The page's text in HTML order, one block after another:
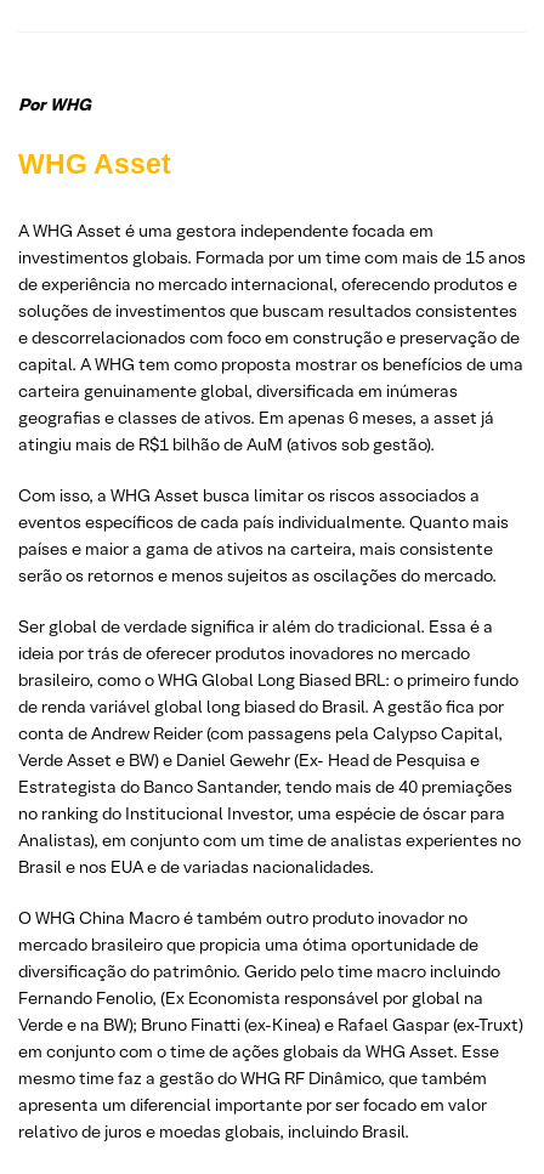
Por WHG
WHG Asset
A WHG Asset é uma gestora independente focada em
investimentos globais. Formada por um time com mais de 15 anos
de experiência no mercado internacional, oferecendo produtos e
soluções de investimentos que buscam resultados consistentes
e descorrelacionados com foco em construção e preservação de
capital. A WHG tem como proposta mostrar os benefícios de uma
carteira genuinamente global, diversificada em inúmeras
geografias e classes de ativos. Em apenas 6 meses, a asset já
atingiu mais de R$1 bilhão de AuM (ativos sob gestão).
Com isso, a WHG Asset busca limitar os riscos associados a
eventos específicos de cada país individualmente. Quanto mais
países e maior a gama de ativos na carteira, mais consistente
serão os retornos e menos sujeitos as oscilações do mercado.
Ser global de verdade significa ir além do tradicional. Essa é a
ideia por trás de oferecer produtos inovadores no mercado
brasileiro, como o WHG Global Long Biased BRL: o primeiro fundo
de renda variável global long biased do Brasil. A gestão fica por
conta de Andrew Reider (com passagens pela Calypso Capital,
Verde Asset e BW) e Daniel Gewehr (Ex- Head de Pesquisa e
Estrategista do Banco Santander, tendo mais de 40 premiações
no ranking do Institucional Investor, uma espécie de óscar para
Analistas), em conjunto com um time de analistas experientes no
Brasil e nos EUA e de variadas nacionalidades.
O WHG China Macro é também outro produto inovador no
mercado brasileiro que propicia uma ótima oportunidade de
diversificação do patrimônio. Gerido pelo time macro incluindo
Fernando Fenolio, (Ex Economista responsável por global na
Verde e na BW); Bruno Finatti (ex-Kinea) e Rafael Gaspar (ex-Truxt)
em conjunto com o time de ações globais da WHG Asset. Esse
mesmo time faz a gestão do WHG RF Dinâmico, que também
apresenta um diferencial importante por ser focado em valor
relativo de juros e moedas globais, incluindo Brasil.